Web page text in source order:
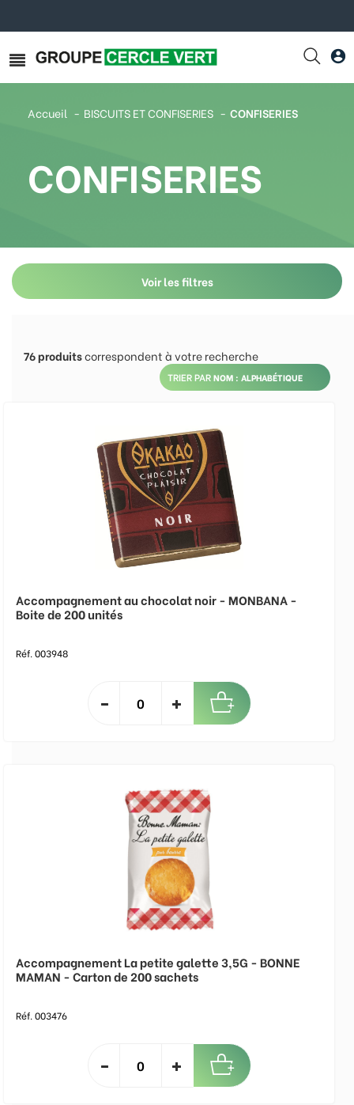
Accueil BISCUITS ET CONFISERIES CONFISERIES
CONFISERIES
Voir les filtres
76produitscorrespondent à votre recherche
TRIER PAR
Accompagnement au chocolat noir - MONBANA -
Boite de 200 unités
Réf. 003948
Accompagnement La petite galette 3,5G - BONNE
MAMAN - Carton de 200 sachets
Réf. 003476